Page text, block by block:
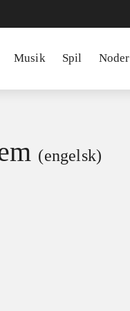
Musik Spil Noder
(engelsk)